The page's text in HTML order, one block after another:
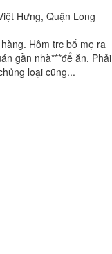
Hưng, Quận Long
Hôm trc bố mẹ ra
gần nhà***để ăn. Phải
loại cũng...